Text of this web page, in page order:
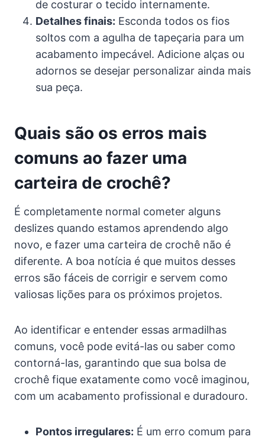
de costurar o tecido internamente.
Detalhes finais: Esconda todos os fios
soltos com a agulha de tapeçaria para um
acabamento impecável. Adicione alças ou
adornos se desejar personalizar ainda mais
sua peça.
Quais são os erros mais
comuns ao fazer uma
carteira de crochê?
É completamente normal cometer alguns
deslizes quando estamos aprendendo algo
novo, e fazer uma carteira de crochê não é
diferente. A boa notícia é que muitos desses
erros são fáceis de corrigir e servem como
valiosas lições para os próximos projetos.
Ao identificar e entender essas armadilhas
comuns, você pode evitá-las ou saber como
contorná-las, garantindo que sua bolsa de
crochê fique exatamente como você imaginou,
com um acabamento profissional e duradouro.
Pontos irregulares: É um erro comum para